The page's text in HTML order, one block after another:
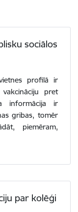
sociālos
profilā ir
pret
informācija ir
gribas, tomēr
piemēram,
par kolēģi